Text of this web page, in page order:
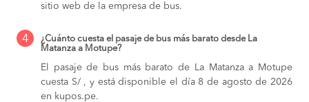
sitio web de la empresa de bus.
4
¿Cuánto cuesta el pasaje de bus más barato desde La
Matanza a Motupe?
El pasaje de bus más barato de La Matanza a Motupe
cuesta S/ , y está disponible el día 8 de agosto de 2026
en kupos.pe.